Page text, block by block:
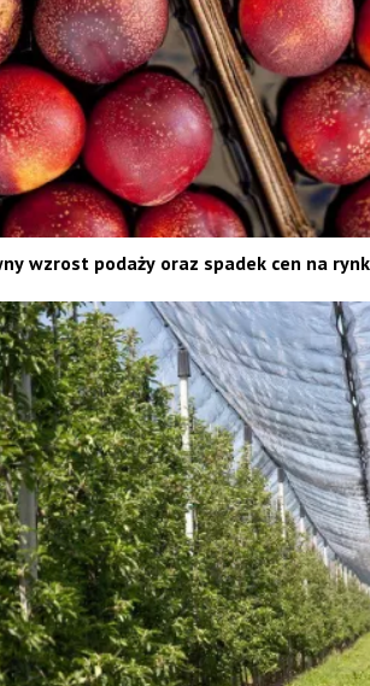
wzrost podaży oraz spadek cen na